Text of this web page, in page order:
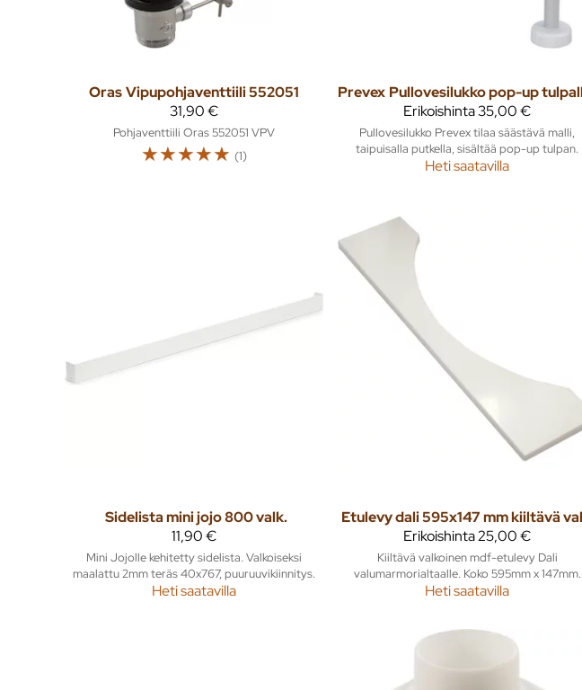
OrasVipupohjaventtiili 552051
31,90 €
Pohjaventtiili Oras 552051 VPV
☆☆☆☆☆ (1)
Prevex
Erikoishinta35,00 €
Pullovesilukko Prevex tilaa säästävä malli,
taipuisalla putkella, sisältää pop-up tulpan.
Heti saatavilla
Sidelista mini jojo 800 valk.
11,90 €
Mini Jojolle kehitetty sidelista. Valkoiseksi
maalattu 2mm teräs 40x767, puuruuvikiinnitys.
Heti saatavilla
Erikoishinta25,00 €
Kiiltävä valkoinen mdf-etulevy Dali
valumarmorialtaalle. Koko 595mm x 147mm.
Heti saatavilla